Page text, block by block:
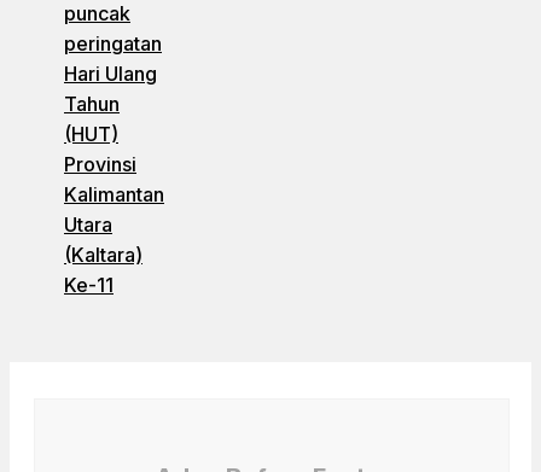
puncak
peringatan
Hari Ulang
Tahun
(HUT)
Provinsi
Kalimantan
Utara
(Kaltara)
Ke-11